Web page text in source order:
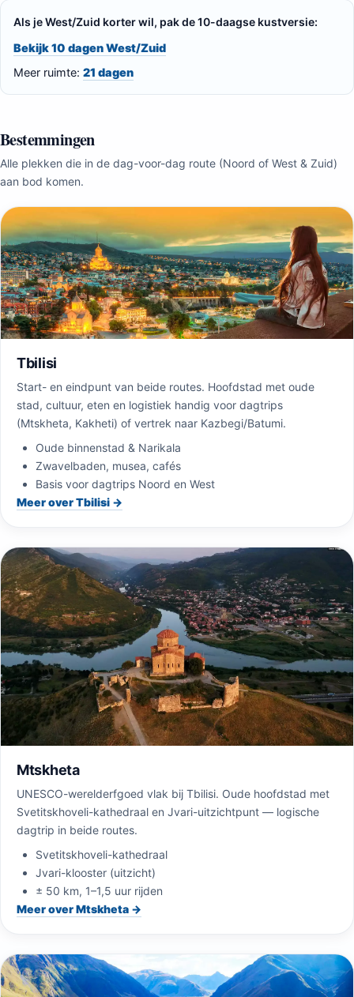
Als je West/Zuid korter wil, pak de 10-daagse kustversie:
Bekijk 10 dagen West/Zuid
Meer ruimte: 21 dagen
Bestemmingen
Alle plekken die in de dag-voor-dag route (Noord of West & Zuid)
aan bod komen.
Tbilisi
Start- en eindpunt van beide routes. Hoofdstad met oude
stad, cultuur, eten en logistiek handig voor dagtrips
(Mtskheta, Kakheti) of vertrek naar Kazbegi/Batumi.
Oude binnenstad & Narikala
Zwavelbaden, musea, cafés
Basis voor dagtrips Noord en West
Meer over Tbilisi →
Mtskheta
UNESCO-werelderfgoed vlak bij Tbilisi. Oude hoofdstad met
Svetitskhoveli-kathedraal en Jvari-uitzichtpunt — logische
dagtrip in beide routes.
Svetitskhoveli-kathedraal
Jvari-klooster (uitzicht)
± 50 km, 1–1,5 uur rijden
Meer over Mtskheta →